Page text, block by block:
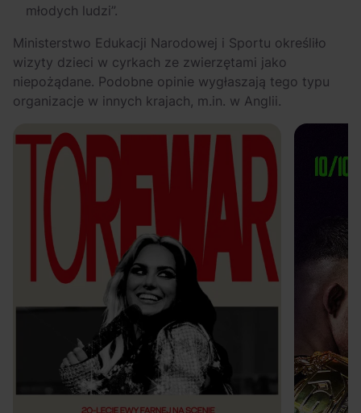
młodych ludzi”.
Ministerstwo Edukacji Narodowej i Sportu określiło
wizyty dzieci w cyrkach ze zwierzętami jako
niepożądane. Podobne opinie wygłaszają tego typu
organizacje w innych krajach, m.in. w Anglii.